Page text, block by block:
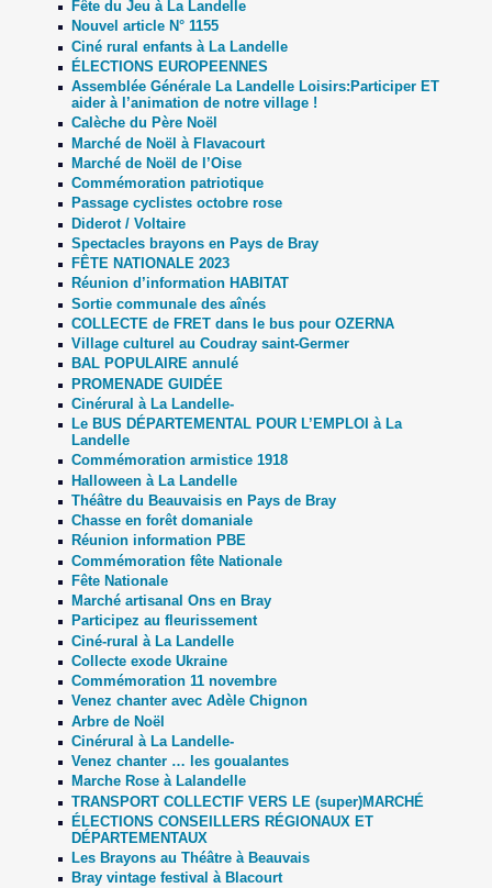
Fête du Jeu à La Landelle
Nouvel article N° 1155
Ciné rural enfants à La Landelle
ÉLECTIONS EUROPEENNES
Assemblée Générale La Landelle Loisirs:Participer ET
aider à l’animation de notre village !
Calèche du Père Noël
Marché de Noël à Flavacourt
Marché de Noël de l’Oise
Commémoration patriotique
Passage cyclistes octobre rose
Diderot / Voltaire
Spectacles brayons en Pays de Bray
FÊTE NATIONALE 2023
Réunion d’information HABITAT
Sortie communale des aînés
COLLECTE de FRET dans le bus pour OZERNA
Village culturel au Coudray saint-Germer
BAL POPULAIRE annulé
PROMENADE GUIDÉE
Cinérural à La Landelle-
Le BUS DÉPARTEMENTAL POUR L’EMPLOI à La
Landelle
Commémoration armistice 1918
Halloween à La Landelle
Théâtre du Beauvaisis en Pays de Bray
Chasse en forêt domaniale
Réunion information PBE
Commémoration fête Nationale
Fête Nationale
Marché artisanal Ons en Bray
Participez au fleurissement
Ciné-rural à La Landelle
Collecte exode Ukraine
Commémoration 11 novembre
Venez chanter avec Adèle Chignon
Arbre de Noël
Cinérural à La Landelle-
Venez chanter … les goualantes
Marche Rose à Lalandelle
TRANSPORT COLLECTIF VERS LE (super)MARCHÉ
ÉLECTIONS CONSEILLERS RÉGIONAUX ET
DÉPARTEMENTAUX
Les Brayons au Théâtre à Beauvais
Bray vintage festival à Blacourt